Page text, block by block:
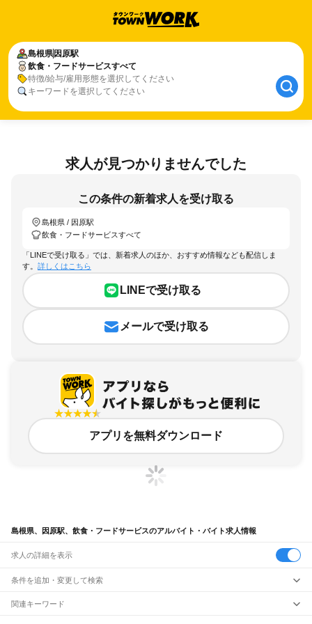
島根県 因原駅
飲食・フードサービスすべて
特徴/給与/雇用形態を選択してください
キーワードを選択してください
求人が見つかりませんでした
この条件の新着求人を受け取る
島根県 / 因原駅
飲食・フードサービスすべて
「LINEで受け取る」では、新着求人のほか、おすすめ情報なども配信しま
す。 詳しくはこちら
LINEで受け取る
メールで受け取る
アプリを無料ダウンロード
島根県、因原駅、飲食・フードサービスのアルバイト・バイト求人情報
求人の詳細を表示
条件を追加・変更して検索
市区町村を追加・変更
関連キーワード